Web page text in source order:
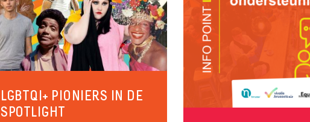
LGBTQI+ PIONIERS IN DE
SPOTLIGHT